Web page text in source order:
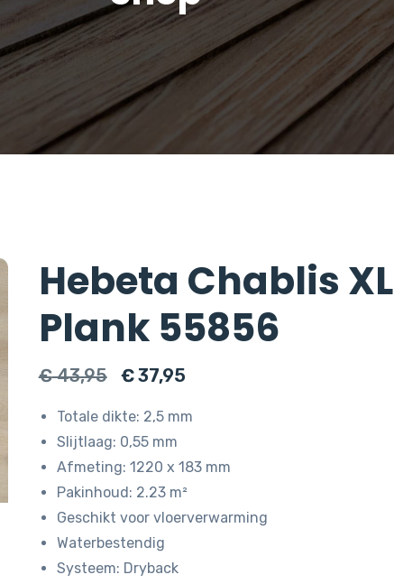
Hebeta Chablis XL
Plank 55856
€43,95
Oorspronkelijke
was:
€ 43,95.
€37,95Huidige
€ 37,95.
Totale dikte: 2,5 mm
Slijtlaag: 0,55 mm
Afmeting: 1220 x 183 mm
Pakinhoud: 2.23 m²
Geschikt voor vloerverwarming
Waterbestendig
Systeem: Dryback